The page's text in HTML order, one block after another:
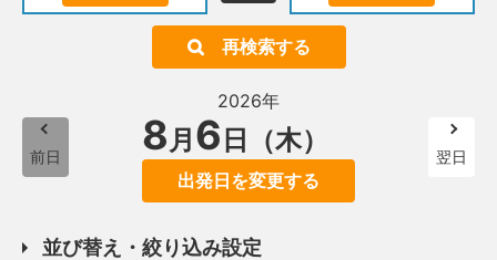
再検索する
前日
2026年
8月 6 日（木）
出発日を変更する
翌日
並び替え・絞り込み設定